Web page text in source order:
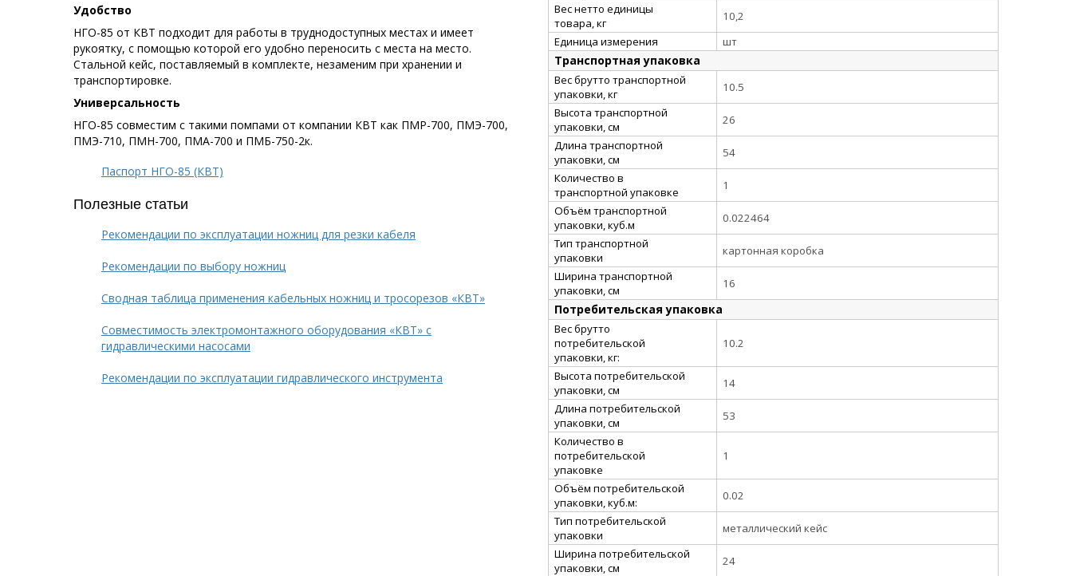
Удобство
НГО-85 от КВТ подходит для работы в труднодоступных местах и имеет
рукоятку, с помощью которой его удобно переносить с места на место.
Стальной кейс, поставляемый в комплекте, незаменим при хранении и
транспортировке.
Универсальность
НГО-85 совместим с такими помпами от компании КВТ как ПМР-700, ПМЭ-700,
ПМЭ-710, ПМН-700, ПМА-700 и ПМБ-750-2к.
Паспорт НГО-85 (КВТ)
Полезные статьи
Рекомендации по эксплуатации ножниц для резки кабеля
Рекомендации по выбору ножниц
Сводная таблица применения кабельных ножниц и тросорезов «КВТ»
Совместимость электромонтажного оборудования «КВТ» с
гидравлическими насосами
Рекомендации по эксплуатации гидравлического инструмента
Вес нетто единицы
товара, кг
10,2
Единица измерения
шт
Транспортная упаковка
Вес брутто транспортной
упаковки, кг
10.5
Высота транспортной
упаковки, см
26
Длина транспортной
упаковки, см
54
Количество в
транспортной упаковке
1
Объём транспортной
упаковки, куб.м
0.022464
Тип транспортной
упаковки
картонная коробка
Ширина транспортной
упаковки, см
16
Потребительская упаковка
Вес брутто
потребительской
упаковки, кг:
10.2
Высота потребительской
упаковки, см
14
Длина потребительской
упаковки, см
53
Количество в
потребительской
упаковке
1
Объём потребительской
упаковки, куб.м:
0.02
Тип потребительской
упаковки
металлический кейс
Ширина потребительской
упаковки, см
24